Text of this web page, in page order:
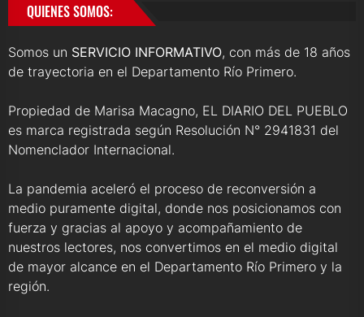
QUIENES SOMOS:
Somos un SERVICIO INFORMATIVO, con más de 18 años
de trayectoria en el Departamento Río Primero.
Propiedad de Marisa Macagno, EL DIARIO DEL PUEBLO
es marca registrada según Resolución N° 2941831 del
Nomenclador Internacional.
La pandemia aceleró el proceso de reconversión a
medio puramente digital, donde nos posicionamos con
fuerza y gracias al apoyo y acompañamiento de
nuestros lectores, nos convertimos en el medio digital
de mayor alcance en el Departamento Río Primero y la
región.